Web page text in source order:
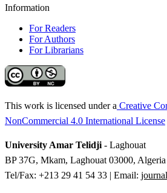
Information
For Readers
For Authors
For Librarians
This work is licensed under a Creative
NonCommercial 4.0 International License
University Amar Telidji - Laghouat
BP 37G, Mkam, Laghouat 03000, Algeria
Tel/Fax: +213 29 41 54 33 | Email: